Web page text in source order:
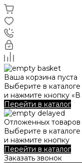
Ваша корзина пуста
Выберите в
и нажмите кнопку «В
Перейти в каталог
Отложенных товаров
Выберите в
и нажмите кнопку
Перейти в каталог
Заказать звонок